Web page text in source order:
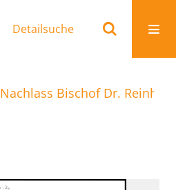
Detailsuche
Nachlass Bischof Dr.